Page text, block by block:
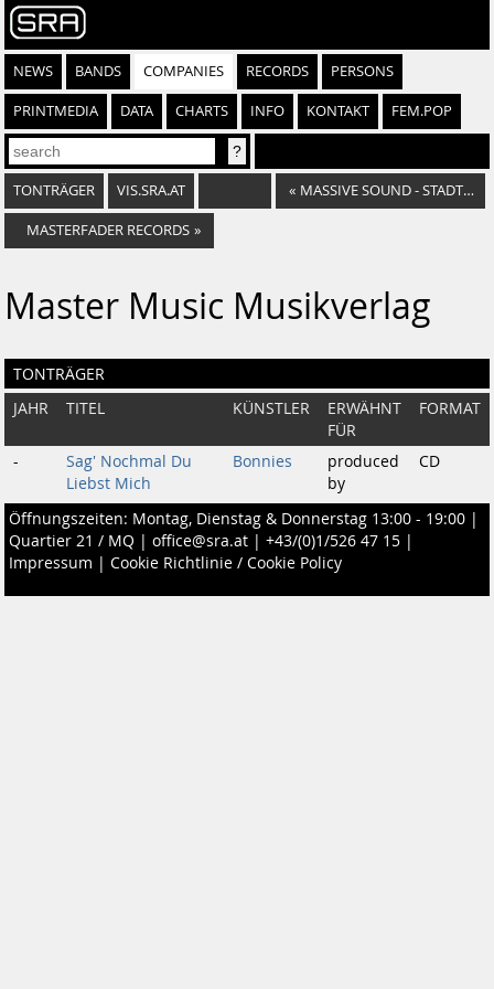
NEWS BANDS COMPANIES RECORDS PERSONS
PRINTMEDIA DATA CHARTS INFO KONTAKT FEM.POP
TONTRÄGER VIS.SRA.AT « MASSIVE SOUND - STADTWERKSTATT
MASTERFADER RECORDS »
Master Music Musikverlag
TONTRÄGER
JAHR TITEL KÜNSTLER
ERWÄHNT
FÜR
FORMAT
-
Sag' Nochmal Du
Liebst Mich
Bonnies
produced
by
CD
Öffnungszeiten: Montag, Dienstag & Donnerstag 13:00 - 19:00 |
Quartier 21 / MQ | office@sra.at | +43/(0)1/526 47 15 |
Impressum | Cookie Richtlinie / Cookie Policy